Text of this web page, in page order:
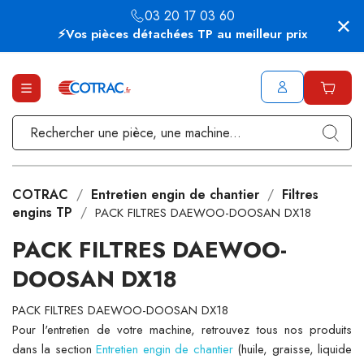
⚡Vos pièces détachées TP au meilleur prix
03 20 17 03 60
COTRAC Entretien engin de chantier
Filtres
engins TP
PACK FILTRES DAEWOO-DOOSAN DX18
PACK FILTRES DAEWOO-
DOOSAN DX18
PACK FILTRES DAEWOO-DOOSAN DX18
Pour l'entretien de votre machine, retrouvez tous nos produits
dans la sectionEntretien engin de chantier(huile, graisse, liquide